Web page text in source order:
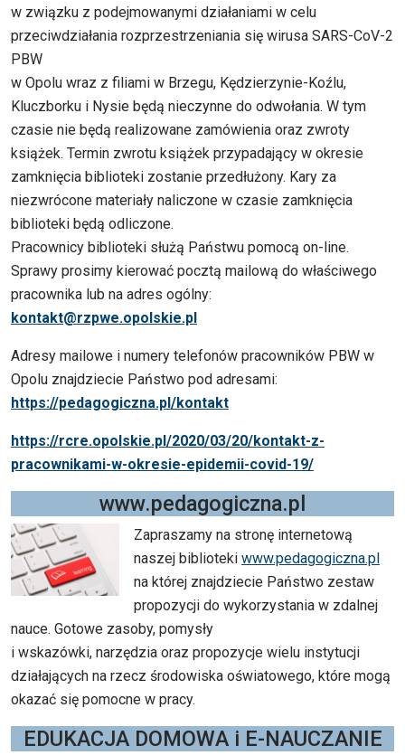
w związku z podejmowanymi działaniami w celu
przeciwdziałania rozprzestrzeniania się wirusa SARS-CoV-2
PBW
w Opolu wraz z filiami w Brzegu, Kędzierzynie-Koźlu,
Kluczborku i Nysie będą nieczynne do odwołania. W tym
czasie nie będą realizowane zamówienia oraz zwroty
książek. Termin zwrotu książek przypadający w okresie
zamknięcia biblioteki zostanie przedłużony. Kary za
niezwrócone materiały naliczone w czasie zamknięcia
biblioteki będą odliczone.
Pracownicy biblioteki służą Państwu pomocą on-line.
Sprawy prosimy kierować pocztą mailową do właściwego
pracownika lub na adres ogólny:
kontakt@rzpwe.opolskie.pl
Adresy mailowe i numery telefonów pracowników PBW w
Opolu znajdziecie Państwo pod adresami:
https://pedagogiczna.pl/kontakt
https://rcre.opolskie.pl/2020/03/20/kontakt-z-
pracownikami-w-okresie-epidemii-covid-19/
www.pedagogiczna.pl
Zapraszamy na stronę internetową
naszej biblioteki www.pedagogiczna.pl
na której znajdziecie Państwo zestaw
propozycji do wykorzystania w zdalnej
nauce. Gotowe zasoby, pomysły
i wskazówki, narzędzia oraz propozycje wielu instytucji
działających na rzecz środowiska oświatowego, które mogą
okazać się pomocne w pracy.
EDUKACJA DOMOWA i E-NAUCZANIE